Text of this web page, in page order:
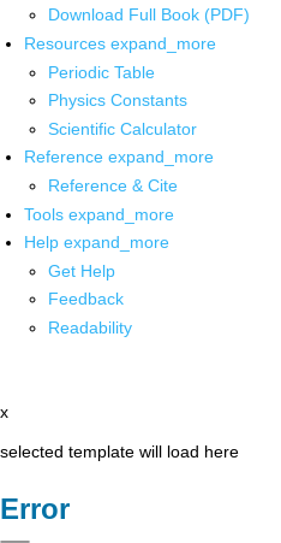
Download Full Book (PDF)
Resources expand_more
Periodic Table
Physics Constants
Scientific Calculator
Reference expand_more
Reference & Cite
Tools expand_more
Help expand_more
Get Help
Feedback
Readability
x
selected template will load here
Error